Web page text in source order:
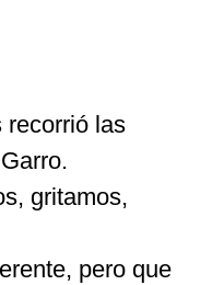
recorrió las
gritamos,
pero que